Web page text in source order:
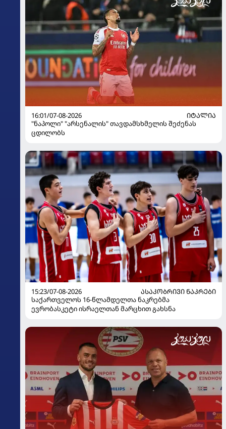
16:01/07-08-2026
ᲘᲢᲐᲚᲘᲐ
"ნაპოლი" "არსენალის" თავდამსხმელის შეძენას
ცდილობს
15:23/07-08-2026
ᲐᲡᲐᲙᲝᲑᲠᲘᲕᲘ ᲜᲐᲙᲠᲔᲑᲘ
საქართველოს 16-წლამდელთა ნაკრებმა
ევრობასკეტი ისრაელთან მარცხით გახსნა